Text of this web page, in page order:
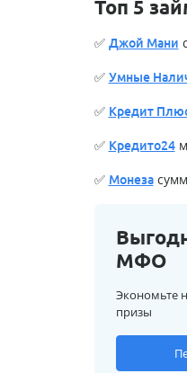
Топ 5
✅ Джой Мани
✅ Умные
✅ Кредит
✅ Кредито24
✅ Монеза
МФО
Экономьте
призы